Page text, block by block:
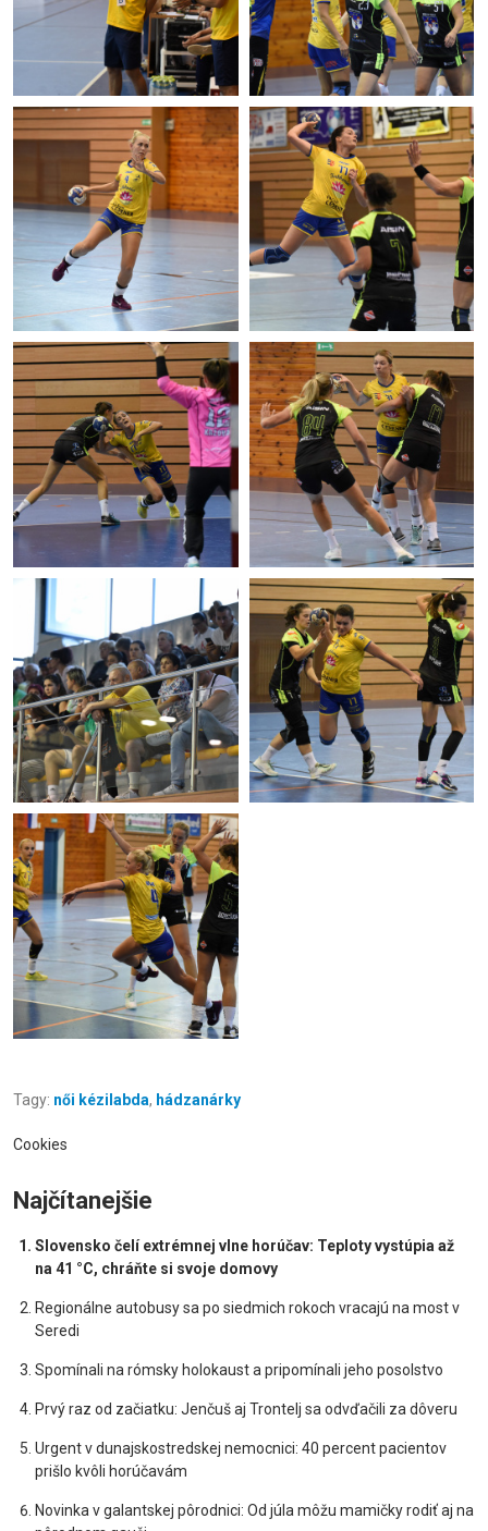
Tagy: női kézilabda, hádzanárky
Cookies
Najčítanejšie
Slovensko čelí extrémnej vlne horúčav: Teploty vystúpia až
na 41 °C, chráňte si svoje domovy
Regionálne autobusy sa po siedmich rokoch vracajú na most v
Seredi
Spomínali na rómsky holokaust a pripomínali jeho posolstvo
Prvý raz od začiatku: Jenčuš aj Trontelj sa odvďačili za dôveru
Urgent v dunajskostredskej nemocnici: 40 percent pacientov
prišlo kvôli horúčavám
Novinka v galantskej pôrodnici: Od júla môžu mamičky rodiť aj na